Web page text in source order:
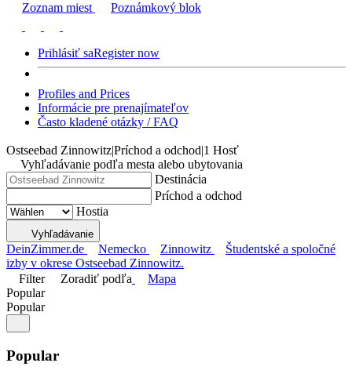
Zoznam miest Poznámkový blok
Prihlásiť saRegister now
Profiles and Prices
Informácie pre prenajímateľov
Často kladené otázky / FAQ
Ostseebad Zinnowitz|Príchod a odchod|1 Hosť
Vyhľadávanie podľa mesta alebo ubytovania
Destinácia
Príchod a odchod
Hostia
Vyhľadávanie
DeinZimmer.de Nemecko Zinnowitz
Študentské a spoločné
izby v okrese Ostseebad Zinnowitz.
Filter
Zoradiť podľa
Mapa
Popular
Popular
Popular